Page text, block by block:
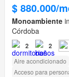
$ 880.000/
Monoambiente
Córdoba
2 2
Aire acondicionado
Acceso para